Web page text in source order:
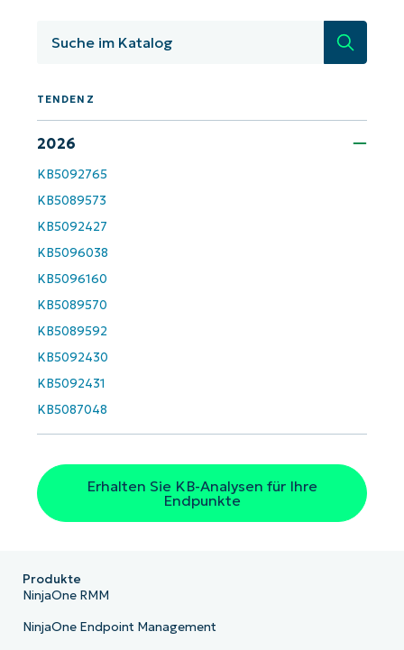
Suche
TENDENZ
2026
KB5092765
KB5089573
KB5092427
KB5096038
KB5096160
KB5089570
KB5089592
KB5092430
KB5092431
KB5087048
Erhalten Sie KB-Analysen für Ihre
Endpunkte
last
name*
email*
Phone
number*
name*
Produkte
NinjaOne RMM
NinjaOne Endpoint Management